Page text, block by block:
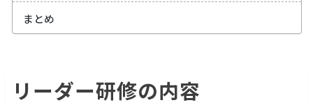
まとめ
リーダー研修の内容